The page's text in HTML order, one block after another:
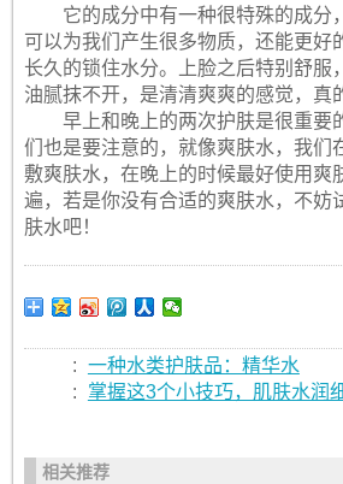
它的成分中有一种很特殊的成分
可以为我们产生很多物质，还能更好
长久的锁住水分。上脸之后特别舒服
油腻抹不开，是清清爽爽的感觉，真
早上和晚上的两次护肤是很重要
们也是要注意的，就像爽肤水，我们
敷爽肤水，在晚上的时候最好使用爽
遍，若是你没有合适的爽肤水，不妨
肤水吧！
: 一种水类护肤品：精华水
:
掌握这3个小技巧，肌肤水润
相关推荐